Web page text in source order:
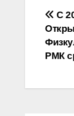
по
С
РМК